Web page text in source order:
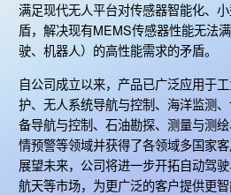
满足现代无人平台对传感器智能化、
盾，解决现有MEMS传感器性能无法
驶、机器人）的高性能需求的矛盾。
自公司成立以来，产品已广泛应用于
护、无人系统导航与控制、海洋监测
备导航与控制、石油勘探、测量与测
情预警等领域并获得了各领域多国家客
展望未来，公司将进一步开拓自动驾
航天等市场，为更广泛的客户提供更